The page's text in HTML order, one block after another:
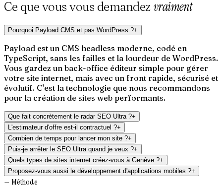
Ce que vous vous demandez vraiment
Pourquoi Payload CMS et pas WordPress ?+
Payload est un CMS headless moderne, codé en
TypeScript, sans les failles et la lourdeur de WordPress.
Vous gardez un back-office éditeur simple pour gérer
votre site internet, mais avec un front rapide, sécurisé et
évolutif. C'est la technologie que nous recommandons
pour la création de sites web performants.
Que fait concrètement le radar SEO Ultra ?+
L'estimateur d'offre est-il contractuel ?+
Combien de temps pour lancer mon site ?+
Puis-je arrêter le SEO Ultra quand je veux ?+
Quels types de sites internet créez-vous à Genève ?+
Proposez-vous aussi le développement d'applications mobiles ?+
— Méthode